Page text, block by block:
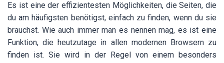
Es ist eine der effizientesten Möglichkeiten, die Seiten, die
du am häufigsten benötigst, einfach zu finden, wenn du sie
brauchst. Wie auch immer man es nennen mag, es ist eine
Funktion, die heutzutage in allen modernen Browsern zu
finden ist. Sie wird in der Regel von einem besonders